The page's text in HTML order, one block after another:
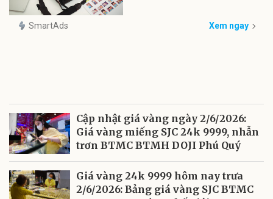
SmartAds Xem ngay
Cập nhật giá vàng ngày 2/6/2026:
Giá vàng miếng SJC 24k 9999, nhẫn
trơn BTMC BTMH DOJI Phú Quý
Giá vàng 24k 9999 hôm nay trưa
2/6/2026: Bảng giá vàng SJC BTMC